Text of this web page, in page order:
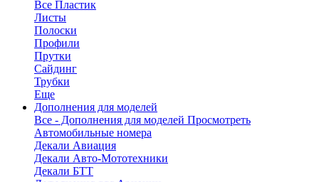
Все Пластик
Листы
Полоски
Профили
Прутки
Сайдинг
Трубки
Еще
Дополнения для моделей
Все - Дополнения для моделей Просмотреть
Автомобильные номера
Декали Авиация
Декали Авто-Мототехники
Декали БТТ